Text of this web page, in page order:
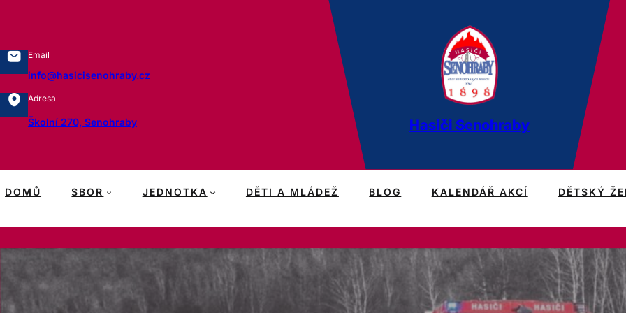
Email
info@hasicisenohraby.cz
Adresa
Školní 270, Senohraby Hasiči Senohraby
DOMŮ SBOR JEDNOTKA DĚTI A MLÁDEŽ BLOG KALENDÁŘ AKCÍ DĚTSKÝ